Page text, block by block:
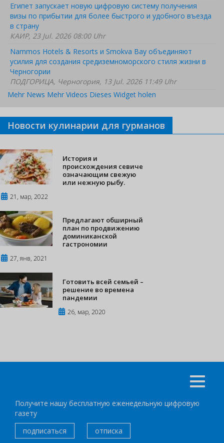
Египет запускает новую цифровую систему получения
визы по прибытии для более быстрого и удобного въезда
в страну
КАИР, 23 Jul. 2026 08:00 Uhr
Nammos Hotels & Resorts и Smokva Bay объединяют
усилия для создания средиземноморского стиля жизни в
Черногории
ПОДГОРИЦА, Черногория, 13 Jul. 2026 11:49 Uhr
Mehr News Mehr Videos Dieses Widget holen
Новости кулинарии для гурманов
История и
происхождения севиче
означающим свежую
или нежную рыбу.
21, мар, 2022
Предлагают обширный
план по продвижению
доминиканской
гастрономии
27, янв, 2021
Готовить всей семьей –
решение во времена
пандемии
26, мар, 2020
Получите нашу бесплатную еженедельную цифровую
газету
подписаться
отписка